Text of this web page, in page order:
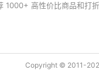
1000+ 高性价比商品和打
Copyright © 2011-